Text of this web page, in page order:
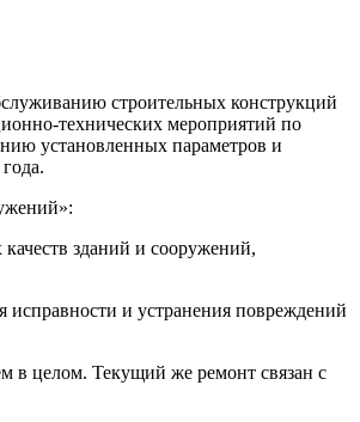
строительных конструкций
технических мероприятий по
установленных параметров и
зданий и сооружений,
и устранения повреждений
в целом. Текущий же ремонт связан с